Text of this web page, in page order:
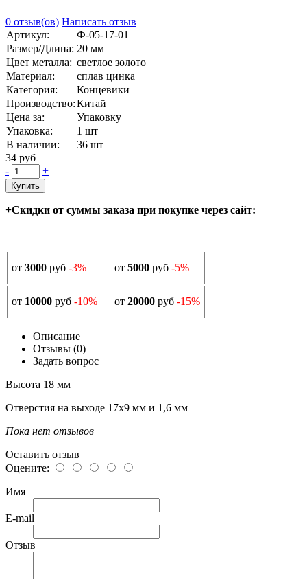
0 отзыв(ов) Написать отзыв
Артикул:
Ф-05-17-01
Размер/Длина: 20 мм
Цвет металла: светлое золото
Материал:
сплав цинка
Категория:
Концевики
Производство:Китай
Цена за:
Упаковку
Упаковка:
1 шт
В наличии:
36 шт
34 руб
-
+
Купить
+Скидки от суммы заказа при покупке через сайт:
от 3000 руб -3% от 5000 руб -5%
от 10000 руб -10% от 20000 руб -15%
Описание
Отзывы (0)
Задать вопрос
Высота 18 мм
Отверстия на выходе 17х9 мм и 1,6 мм
Пока нет отзывов
Оставить отзыв
Оцените:
Имя
E-mail
Отзыв